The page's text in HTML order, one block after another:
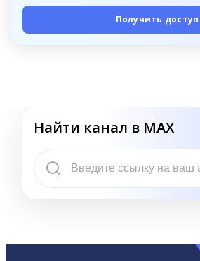
Получить доступ
Найти канал в MAX